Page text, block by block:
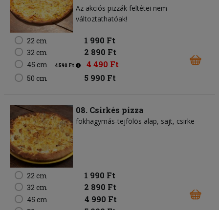
Az akciós pizzák feltétei nem
változtathatóak!
22 cm 1 990 Ft
32 cm 2 890 Ft
45 cm 4 590 Ft 4 490 Ft
50 cm 5 990 Ft
08. Csirkés pizza
fokhagymás-tejfölös alap sajt csirke
22 cm 1 990 Ft
32 cm 2 890 Ft
45 cm 4 990 Ft